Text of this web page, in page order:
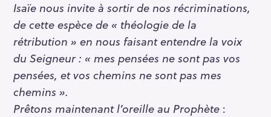
Isaïe nous invite à sortir de nos récriminations,
de cette espèce de « théologie de la
rétribution » en nous faisant entendre la voix
du Seigneur : « mes pensées ne sont pas vos
pensées, et vos chemins ne sont pas mes
chemins ».
Prêtons maintenant l’oreille au Prophète :